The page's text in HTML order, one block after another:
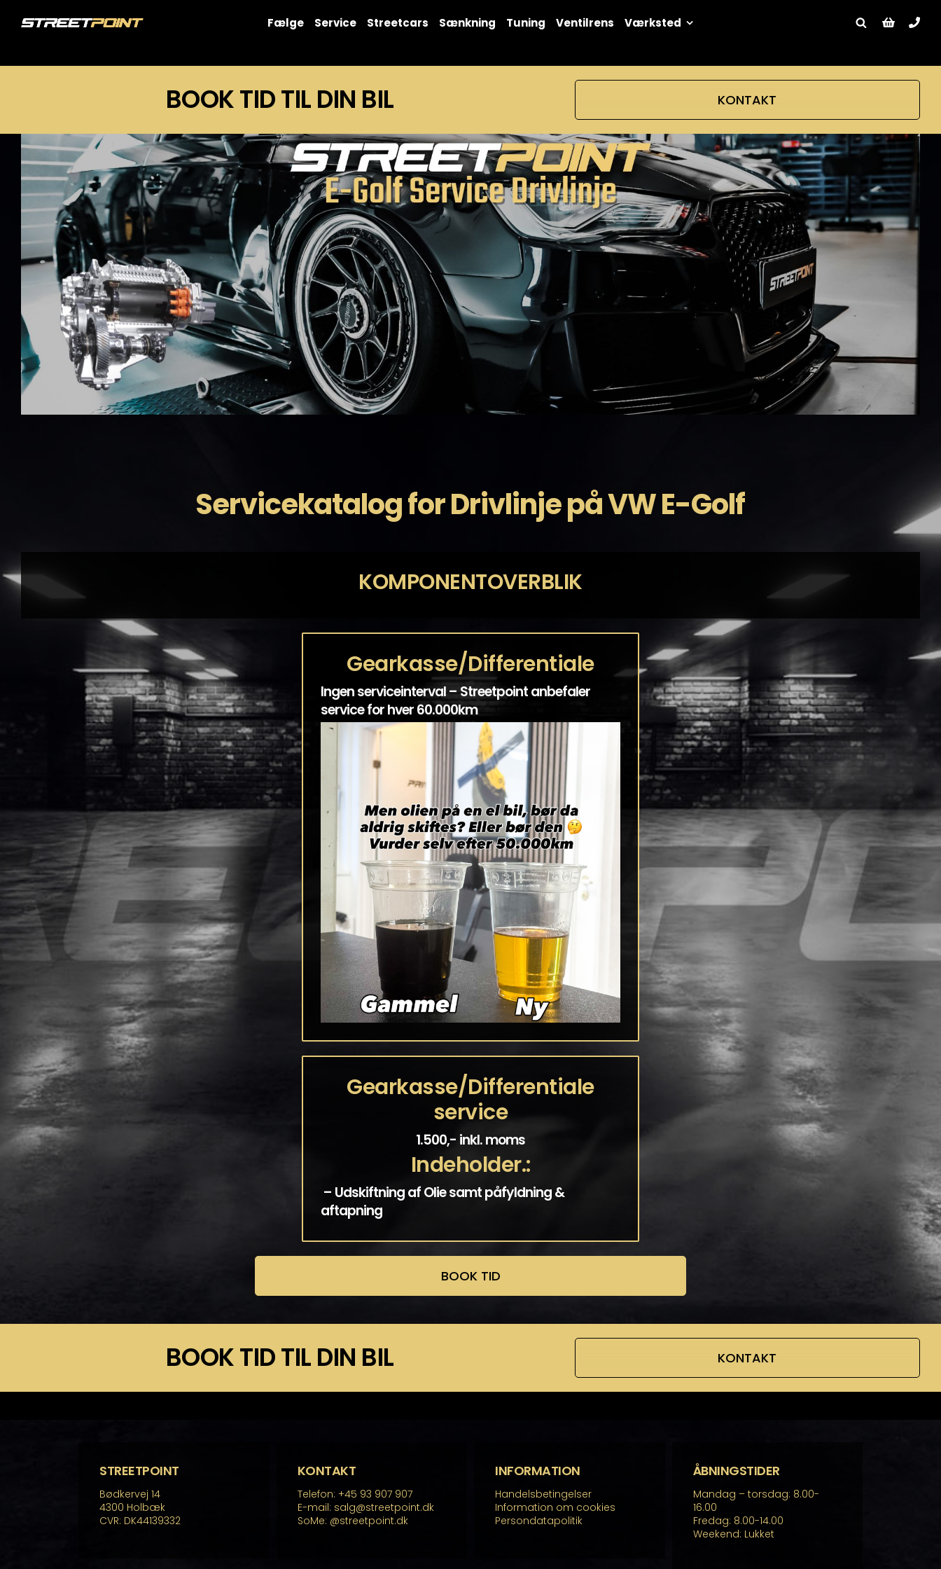
Fælge Service Streetcars Sænkning Tuning Ventilrens Værksted
BOOK TID TIL DIN BIL KONTAKT
Servicekatalog for Drivlinje på VW E-Golf
KOMPONENTOVERBLIK
Gearkasse/Differentiale
Ingen serviceinterval – Streetpoint anbefaler
service for hver 60.000km
Gearkasse/Differentiale
service
1.500,- inkl. moms
Indeholder.:
– Udskiftning af Olie samt påfyldning &
aftapning
BOOK TID
BOOK TID TIL DIN BIL KONTAKT
STREETPOINT
Bødkervej 14
4300 Holbæk
CVR: DK44139332
KONTAKT
Telefon: +45 93 907 907
E-mail: salg@streetpoint.dk
SoMe: @streetpoint.dk
INFORMATION
Handelsbetingelser
Information om cookies
Persondatapolitik
ÅBNINGSTIDER
Mandag – torsdag: 8.00-
16.00
Fredag: 8.00-14.00
Weekend: Lukket